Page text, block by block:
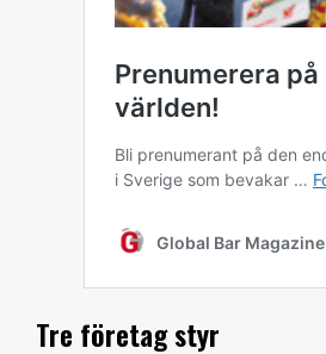
Tre företag styr